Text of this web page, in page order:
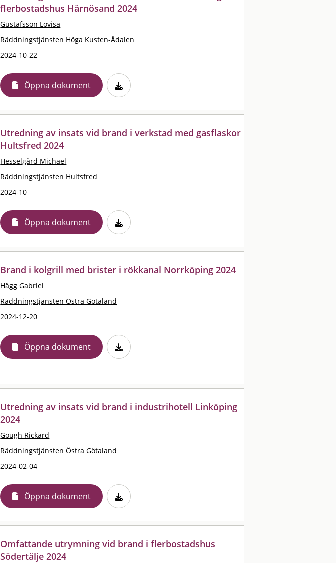
flerbostadshus Härnösand 2024
Gustafsson Lovisa
Räddningstjänsten Höga Kusten-Ådalen
2024-10-22
Öppna dokument
Utredning av insats vid brand i verkstad med gasflaskor
Hultsfred 2024
Hesselgård Michael
Räddningstjänsten Hultsfred
2024-10
Öppna dokument
Brand i kolgrill med brister i rökkanal Norrköping 2024
Hägg Gabriel
Räddningstjänsten Östra Götaland
2024-12-20
Öppna dokument
Utredning av insats vid brand i industrihotell Linköping
2024
Gough Rickard
Räddningstjänsten Östra Götaland
2024-02-04
Öppna dokument
Omfattande utrymning vid brand i flerbostadshus
Södertälje 2024